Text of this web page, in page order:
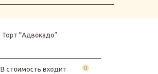
Торт “Адвокадо”
В стоимость входит